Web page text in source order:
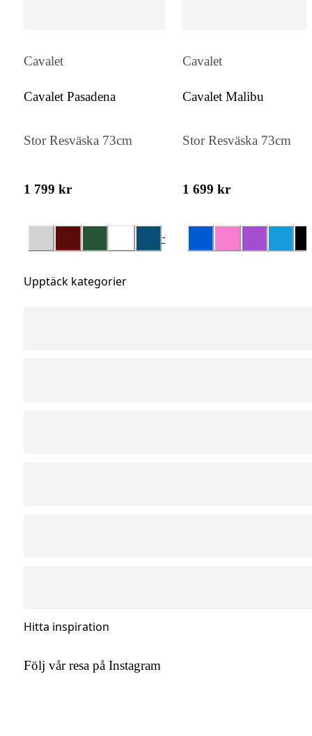
Cavalet
Cavalet Pasadena
Stor Resväska 73cm
1 799 kr
+
Cavalet
Cavalet Malibu
Stor Resväska 73cm
1 699 kr
Upptäck kategorier
Hitta inspiration
Följ vår resa på Instagram